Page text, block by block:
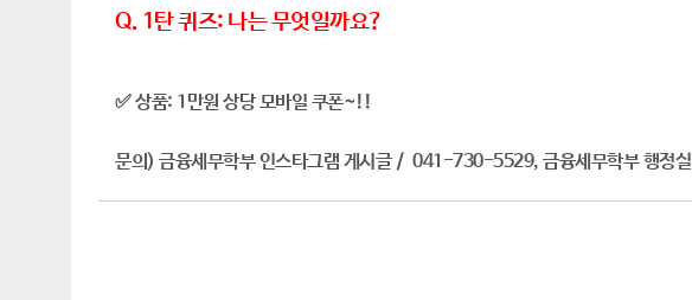
Q. 1탄 퀴즈: 나는 무엇일까요?
✅상품: 1만원 상당 모바일 쿠폰~!!
문의) 금융세무학부 인스타그램 게시글 / 041-730-5529, 금융세무학부 행정실​